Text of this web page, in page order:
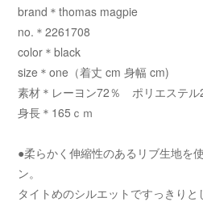
brand＊thomas magpie
no.＊2261708
color＊black
size＊one（着丈 cm 身幅 cm)
素材＊レーヨン72％ ポリエステル
身長＊165ｃｍ
●柔らかく伸縮性のあるリブ生地を
ン。
タイトめのシルエットですっきりと